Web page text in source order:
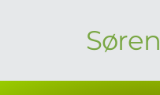
Søren